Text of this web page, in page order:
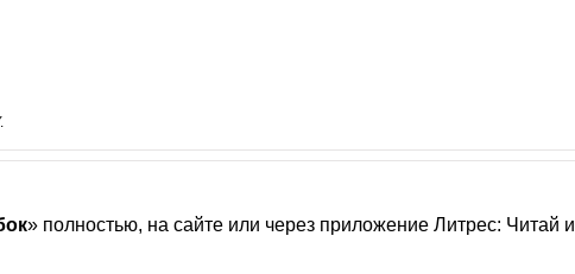
» полностью, на сайте или через приложение Литрес: Читай и